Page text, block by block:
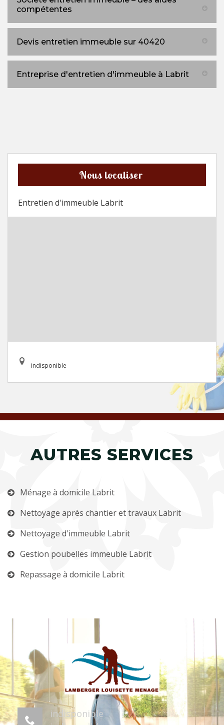
compétentes
Devis entretien immeuble sur 40420
Entreprise d'entretien d'immeuble à Labrit
Nous localiser
Entretien d'immeuble Labrit
indisponible
AUTRES SERVICES
Ménage à domicile Labrit
Nettoyage après chantier et travaux Labrit
Nettoyage d'immeuble Labrit
Gestion poubelles immeuble Labrit
Repassage à domicile Labrit
indisponible